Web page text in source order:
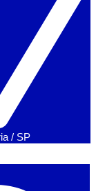
/ SP